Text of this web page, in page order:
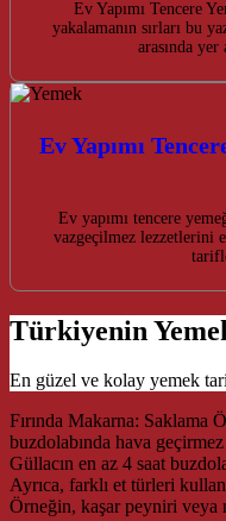
Ev Yapımı Tencere
yakalamanın sırları bu
arasında
Ev Yapımı
Ev yapımı tencere
vazgeçilmez lezzetlerini
Türkiyenin
En güzel ve kolay yemek
Fırında Makarna: Saklama
buzdolabında hava
Güllacın en az 4 saat
Ayrıca, farklı et türleri
Örneğin, kaşar peyniri